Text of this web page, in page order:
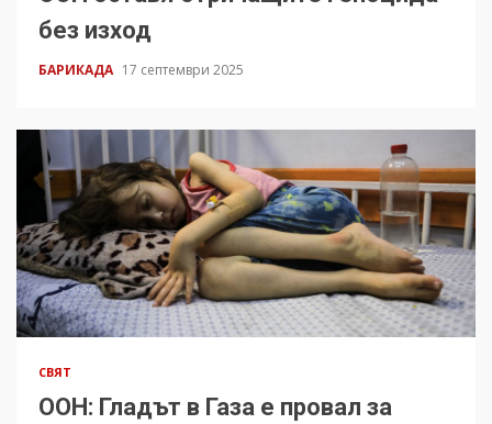
без изход
БАРИКАДА 17 септември 2025
СВЯТ
ООН: Гладът в Газа е провал за